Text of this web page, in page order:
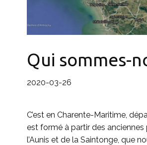
Qui sommes-
2020-03-26
C’est en Charente-Maritime,
est formé à partir des anciennes
l’Aunis et de la Saintonge, que